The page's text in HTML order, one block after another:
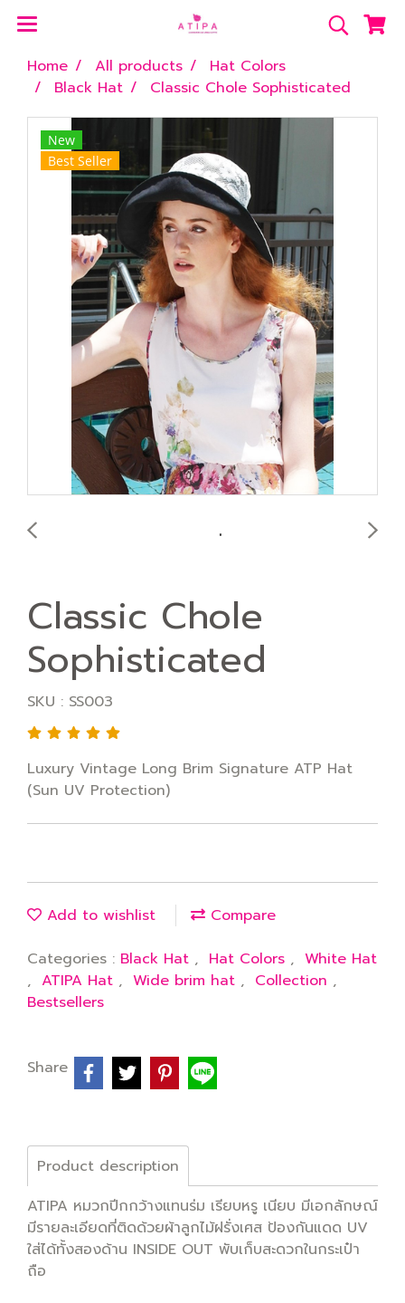
Home All products
Hat Colors
Black Hat
Classic Chole Sophisticated
New
Best Seller
Classic Chole
Sophisticated
SKU : SS003
Luxury Vintage Long Brim Signature ATP Hat
(Sun UV Protection)
Add to wishlist
Compare
Categories : Black Hat , Hat Colors , White Hat
, ATIPA Hat , Wide brim hat , Collection ,
Bestsellers
Share
Product description
ATIPA หมวกปีกกว้างแทนร่ม เรียบหรู เนียบ มีเอกลักษณ์
มีรายละเอียดที่ติดด้วยผ้าลูกไม้ฝรั่งเศส ป้องกันแดด UV
ใส่ได้ทั้งสองด้าน INSIDE OUT พับเก็บสะดวกในกระเป๋า
ถือ